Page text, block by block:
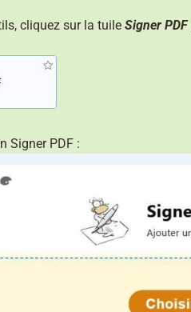
cliquez sur la tuile Signer PDF
Signer PDF :